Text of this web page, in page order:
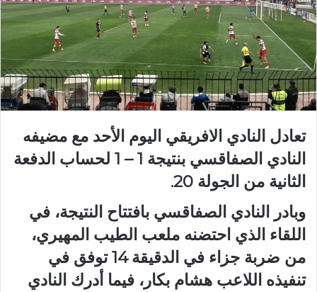
تعادل النادي الافريقي اليوم الأحد مع مضيفه
النادي الصفاقسي بنتيجة 1 – 1 لحساب الدفعة
الثانية من الجولة 20.
وبادر النادي الصفاقسي بافتتاح النتيجة، في
اللقاء الذي احتضنه ملعب الطيب المهيري،
من ضربة جزاء في الدقيقة 14 توفق في
تنفيذه اللاعب هشام بكار، فيما أدرك النادي